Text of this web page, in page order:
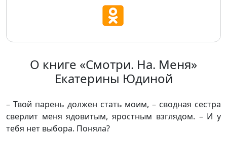
О книге «Смотри. На. Меня»
Екатерины Юдиной
– Твой парень должен стать моим, – сводная сестра
сверлит меня ядовитым, яростным взглядом. – И у
тебя нет выбора. Поняла?